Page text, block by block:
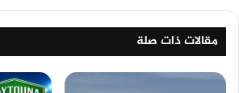
مقالات ذات صلة